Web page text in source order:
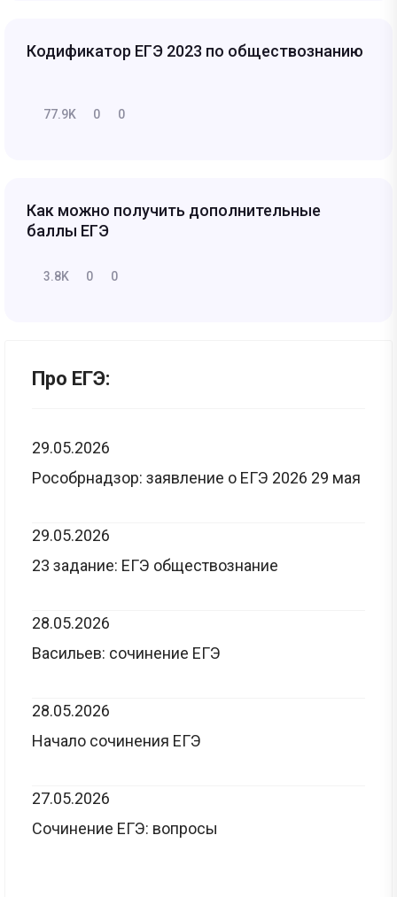
Кодификатор ЕГЭ 2023 по обществознанию
77.9K 0 0
Как можно получить дополнительные
баллы ЕГЭ
3.8K 0 0
Про ЕГЭ:
29.05.2026
Рособрнадзор: заявление о ЕГЭ 2026 29 мая
29.05.2026
23 задание: ЕГЭ обществознание
28.05.2026
Васильев: сочинение ЕГЭ
28.05.2026
Начало сочинения ЕГЭ
27.05.2026
Сочинение ЕГЭ: вопросы